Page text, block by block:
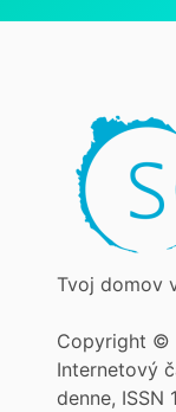
Tvoj domov
Copyright ©
Internetový
denne, ISSN